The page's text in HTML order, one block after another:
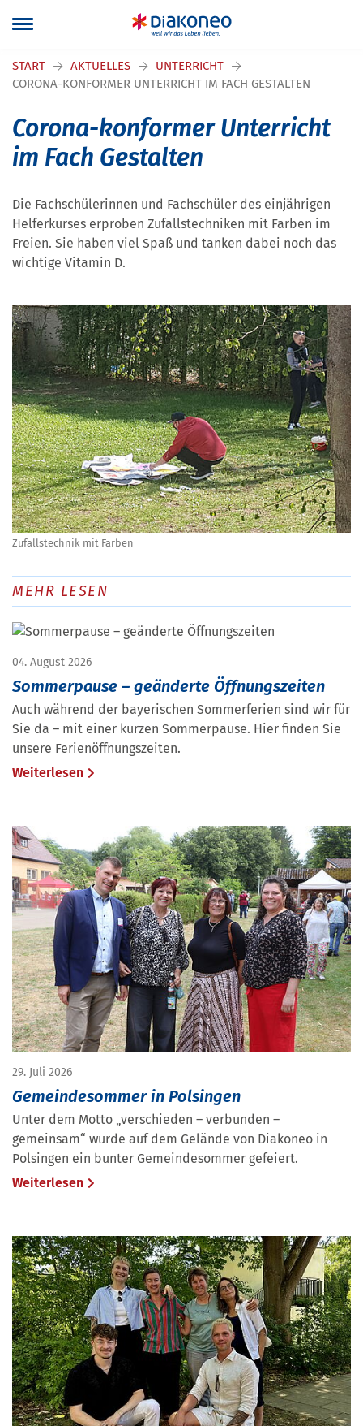
START AKTUELLES
UNTERRICHT
CORONA-KONFORMER UNTERRICHT IM FACH GESTALTEN
Corona-konformer Unterricht
im Fach Gestalten
Die Fachschülerinnen und Fachschüler des einjährigen
Helferkurses erproben Zufallstechniken mit Farben im
Freien. Sie haben viel Spaß und tanken dabei noch das
wichtige Vitamin D.
Zufallstechnik mit Farben
MEHR LESEN
04. August 2026
Sommerpause – geänderte Öffnungszeiten
Auch während der bayerischen Sommerferien sind wir für
Sie da – mit einer kurzen Sommerpause. Hier finden Sie
unsere Ferienöffnungszeiten.
Weiterlesen
29. Juli 2026
Gemeindesommer in Polsingen
Unter dem Motto „verschieden – verbunden –
gemeinsam“ wurde auf dem Gelände von Diakoneo in
Polsingen ein bunter Gemeindesommer gefeiert.
Weiterlesen